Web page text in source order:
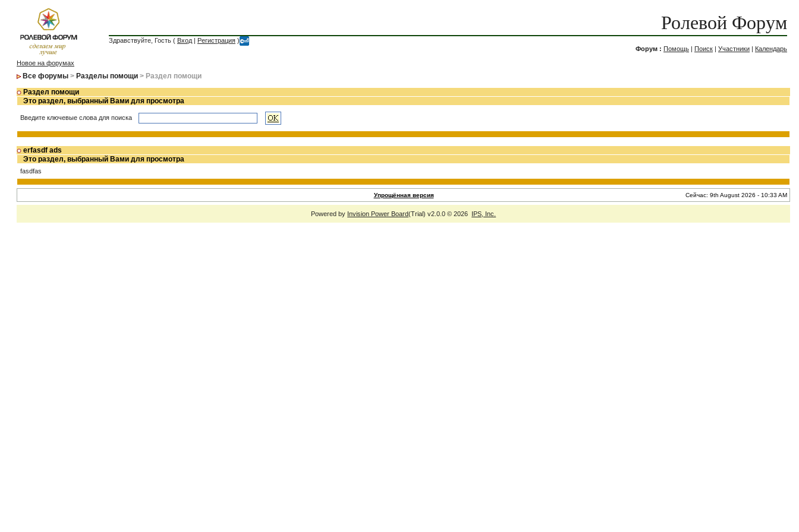
Ролевой Форум
Здравствуйте, Гость ( Вход | Регистрация )
Форум : Помощь | Поиск | Участники | Календарь
Новое на форумах
Все форумы > Разделы помощи > Раздел помощи
Раздел помощи
Это раздел, выбранный Вами для просмотра
Введите ключевые слова для поиска
erfasdf ads
Это раздел, выбранный Вами для просмотра
fasdfas
Упрощённая версия Сейчас: 9th August 2026 - 10:33 AM
Powered by Invision Power Board(Trial) v2.0.0 © 2026 IPS, Inc.